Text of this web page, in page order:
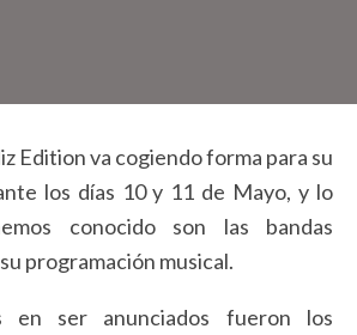
Edition va cogiendo forma para su
los días 10 y 11 de Mayo, y lo
conocido son las bandas
programación musical.
en ser anunciados fueron los